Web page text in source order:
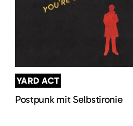
YARD ACT
Postpunk mit Selbstironie